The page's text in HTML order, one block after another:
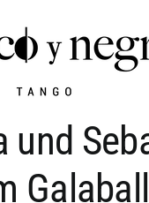
und